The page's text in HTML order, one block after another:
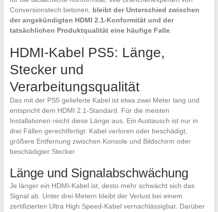
Conversionstech betonen, bleibt der Unterschied zwischen
der angekündigten HDMI 2.1-Konformität und der
tatsächlichen Produktqualität eine häufige Falle.
HDMI-Kabel PS5: Länge,
Stecker und
Verarbeitungsqualität
Das mit der PS5 gelieferte Kabel ist etwa zwei Meter lang und
entspricht dem HDMI 2.1-Standard. Für die meisten
Installationen reicht diese Länge aus. Ein Austausch ist nur in
drei Fällen gerechtfertigt: Kabel verloren oder beschädigt,
größere Entfernung zwischen Konsole und Bildschirm oder
beschädigter Stecker.
Länge und Signalabschwächung
Je länger ein HDMI-Kabel ist, desto mehr schwächt sich das
Signal ab. Unter drei Metern bleibt der Verlust bei einem
zertifizierten Ultra High Speed-Kabel vernachlässigbar. Darüber